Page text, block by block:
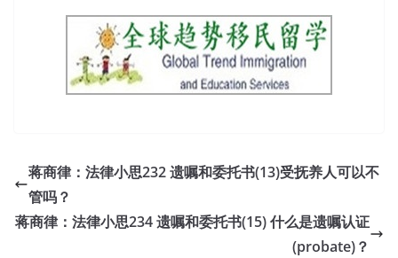
蒋商律：法律小思232 遗嘱和委托书(13)受抚养人可以不
管吗？
蒋商律：法律小思234 遗嘱和委托书(15) 什么是遗嘱认证
(probate)？